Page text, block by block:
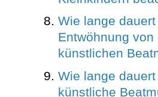
Wie lange
Entwöhnung von
künstlichen
Wie lange
künstliche